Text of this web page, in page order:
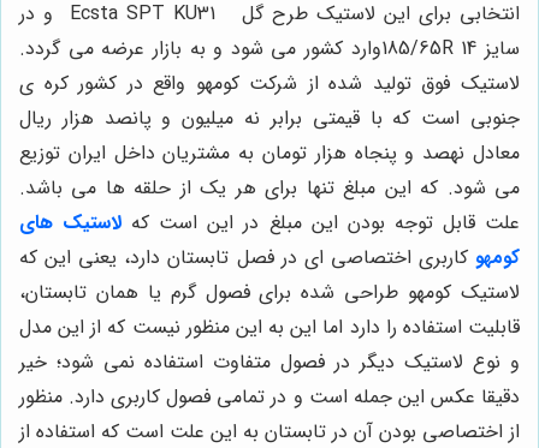
انتخابی برای این لاستیک طرح گل Ecsta SPT KU31
و در
سایز
185/65R 14وارد کشور می شود و به بازار عرضه می گردد.
لاستیک فوق تولید شده از شرکت کومهو واقع در کشور کره ی
جنوبی است که با قیمتی برابر نه میلیون و پانصد هزار ریال
معادل نهصد و پنجاه هزار تومان به مشتریان داخل ایران توزیع
می شود. که این مبلغ تنها برای هر یک از حلقه ها می باشد.
علت قابل توجه بودن این مبلغ در این است که لاستیک های
کومهو کاربری اختصاصی ای در فصل تابستان دارد، یعنی این که
لاستیک کومهو طراحی شده برای فصول گرم یا همان تابستان،
قابلیت استفاده را دارد اما این به این منظور نیست که از این مدل
و نوع لاستیک دیگر در فصول متفاوت استفاده نمی شود؛ خیر
دقیقا عکس این جمله است و در تمامی فصول کاربری دارد. منظور
از اختصاصی بودن آن در تابستان به این علت است که استفاده از